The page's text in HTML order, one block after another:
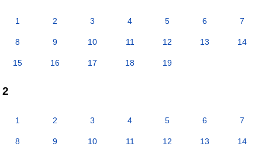
1 2 3 4 5 6 7
8 9 10 11 12 13 14
15 16 17 18 19
2
1 2 3 4 5 6 7
8 9 10 11 12 13 14